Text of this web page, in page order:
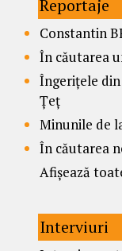
Reportaje
Constantin
În căutarea
Îngerițele
Țeț
Minunile de
În căutarea
Afișează
Interviuri